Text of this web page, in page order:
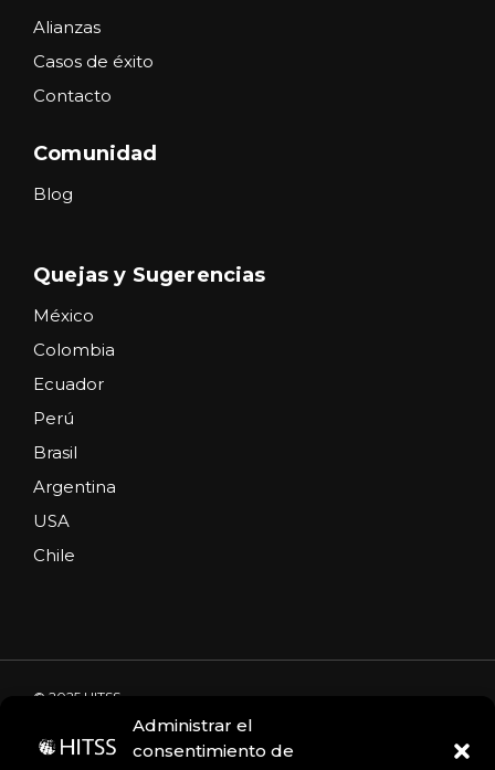
Administrar el
consentimiento de
Alianzas
Casos de éxito
Contacto
Comunidad
Blog
Quejas y Sugerencias
México
Colombia
Ecuador
Perú
Brasil
Argentina
USA
Chile
© 2025 HITSS